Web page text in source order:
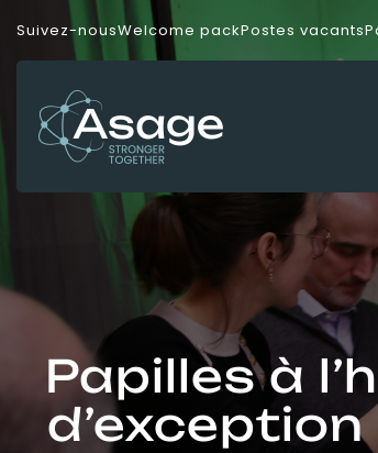
Suivez-nousWelcome packPostes vacants
Papilles à
Panneau de gestion des cookies